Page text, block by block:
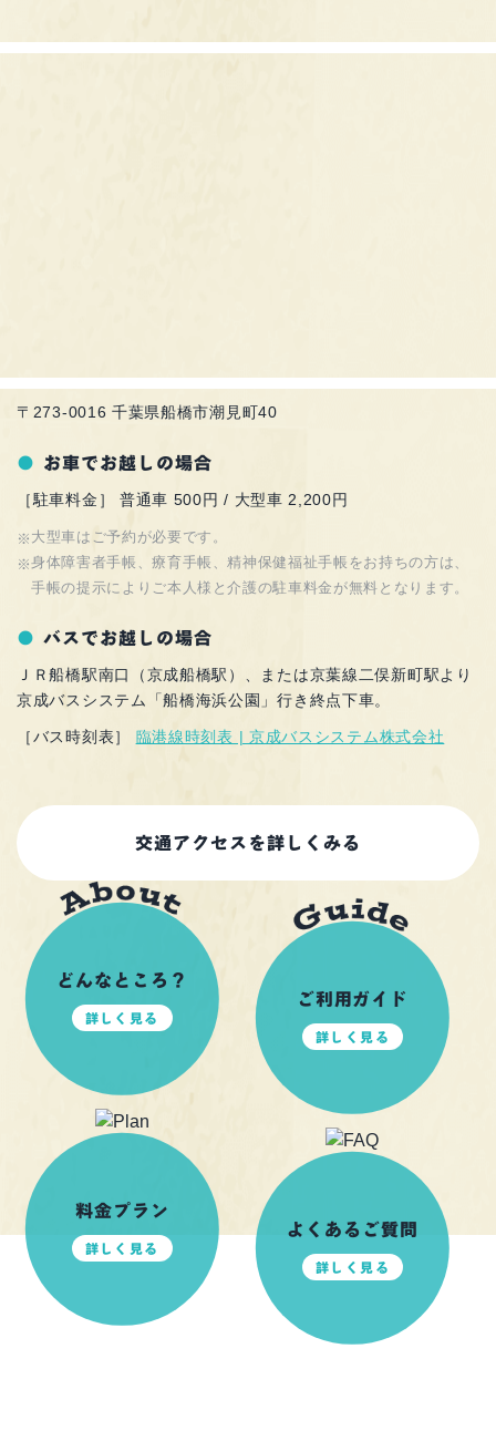
〒273-0016 千葉県船橋市潮見町40
お車でお越しの場合
［駐車料金］ 普通車 500円 / 大型車 2,200円
大型車はご予約が必要です。
身体障害者手帳、療育手帳、精神保健福祉手帳をお持ちの方は、
手帳の提示によりご本人様と介護の駐車料金が無料となります。
バスでお越しの場合
ＪＲ船橋駅南口（京成船橋駅）、または京葉線二俣新町駅より
京成バスシステム「船橋海浜公園」行き終点下車。
［バス時刻表］ 臨港線時刻表 | 京成バスシステム株式会社
交通アクセスを詳しくみる
どんなところ？
詳しく見る
ご利用ガイド
詳しく見る
料金プラン
詳しく見る
よくあるご質問
詳しく見る